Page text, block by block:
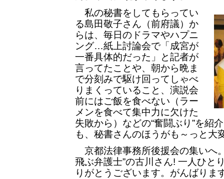
私の秘書をしてもらってい
る島田敬子さん（前府議）か
らは、毎日のドラマやハプニ
ング…紙上討論会で「成宮が
一番具体的だった」と記者が
言ってたことや、朝から晩ま
で分刻みで駆け回ってしゃべ
りまくっていること、演説会
前にはご飯を食べない（ラー
メンを食べて集中力に欠けた
失敗から）などの“奮闘ぶり”を紹
も、秘書さんのほうがも～っと大
京都法律事務所後援会の集いへ
飛ぶ弁護士”の古川さん! 一人ひ
りがとうございます。がんばりま